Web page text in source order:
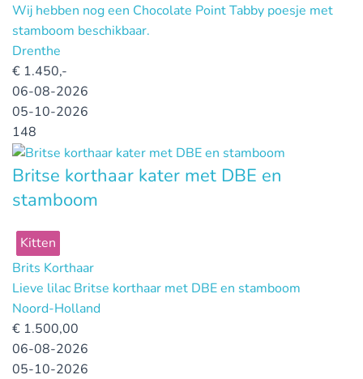
Wij hebben nog een Chocolate Point Tabby poesje met
stamboom beschikbaar.
Drenthe
€ 1.450,-
06-08-2026
05-10-2026
148
Britse korthaar kater met DBE en
stamboom
Kitten
Brits Korthaar
Lieve lilac Britse korthaar met DBE en stamboom
Noord-Holland
€ 1.500,00
06-08-2026
05-10-2026